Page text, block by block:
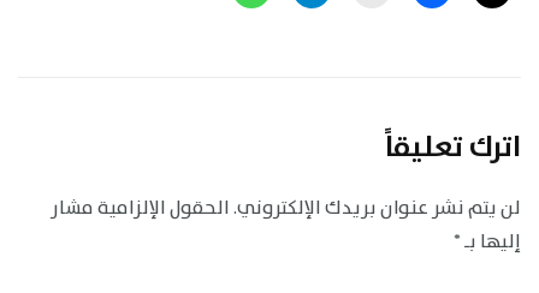
اترك تعليقاً
لن يتم نشر عنوان بريدك الإلكتروني.الحقول الإلزامية مشار
إليها بـ*